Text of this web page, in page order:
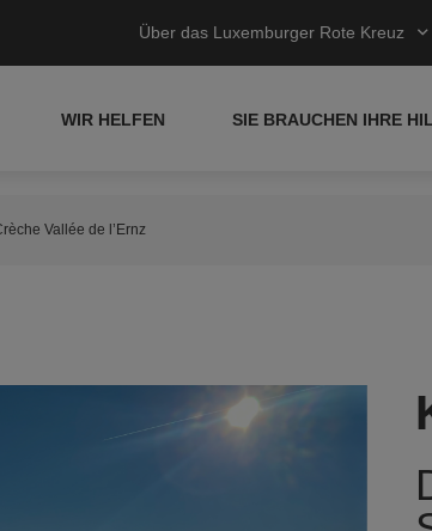
Über das Luxemburger Rote Kreuz
WIR HELFEN SIE BRAUCHEN IHRE
Vallée de l’Ernz